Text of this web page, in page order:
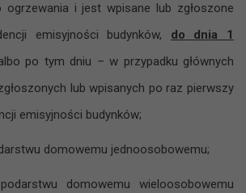
ogrzewania i jest wpisane lub zgłoszone
emisyjności budynków, do dnia 1
po tym dniu – w przypadku głównych
lub wpisanych po raz pierwszy
emisyjności budynków;
domowemu jednoosobowemu;
domowemu wieloosobowemu